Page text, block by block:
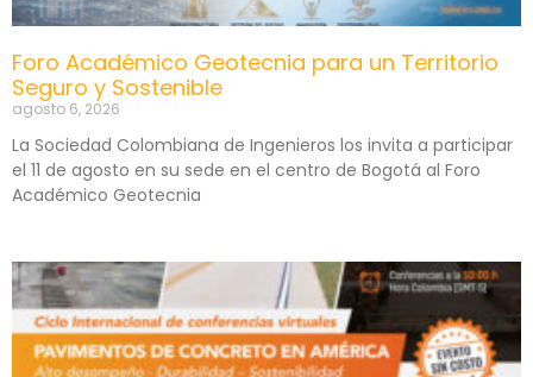
Foro Académico Geotecnia para un Territorio
Seguro y Sostenible
agosto 6, 2026
La Sociedad Colombiana de Ingenieros los invita a participar
el 11 de agosto en su sede en el centro de Bogotá al Foro
Académico Geotecnia